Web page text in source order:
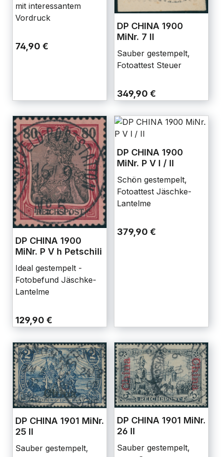
mit interessantem
Vordruck
74,90 €
DP CHINA 1900
MiNr. 7 II
Sauber gestempelt,
Fotoattest Steuer
349,90 €
DP CHINA 1900
MiNr. P V h Petschili
Ideal gestempelt -
Fotobefund Jäschke-
Lantelme
129,90 €
DP CHINA 1900
MiNr. P V l / II
Schön gestempelt,
Fotoattest Jäschke-
Lantelme
379,90 €
DP CHINA 1901 MiNr.
25 II
Sauber gestempelt,
DP CHINA 1901 MiNr.
26 II
Sauber gestempelt,